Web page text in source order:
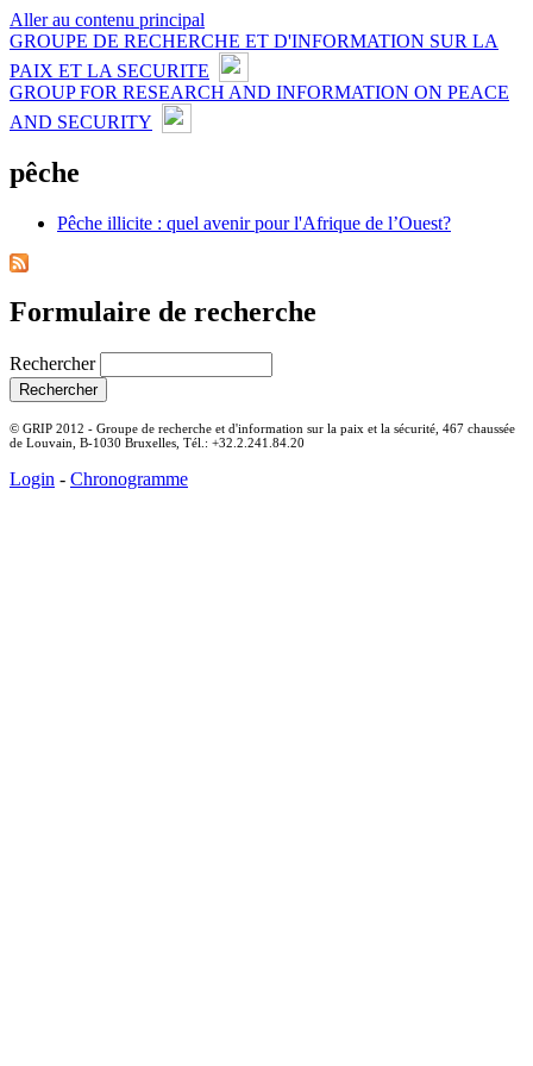
Aller au contenu principal
GROUPE DE RECHERCHE ET D'INFORMATION SUR LA
PAIX ET LA SECURITE
GROUP FOR RESEARCH AND INFORMATION ON PEACE
AND SECURITY
pêche
Pêche illicite : quel avenir pour l'Afrique de l’Ouest?
Formulaire de recherche
Rechercher
© GRIP 2012 - Groupe de recherche et d'information sur la paix et la sécurité, 467 chaussée
de Louvain, B-1030 Bruxelles, Tél.: +32.2.241.84.20
Login - Chronogramme